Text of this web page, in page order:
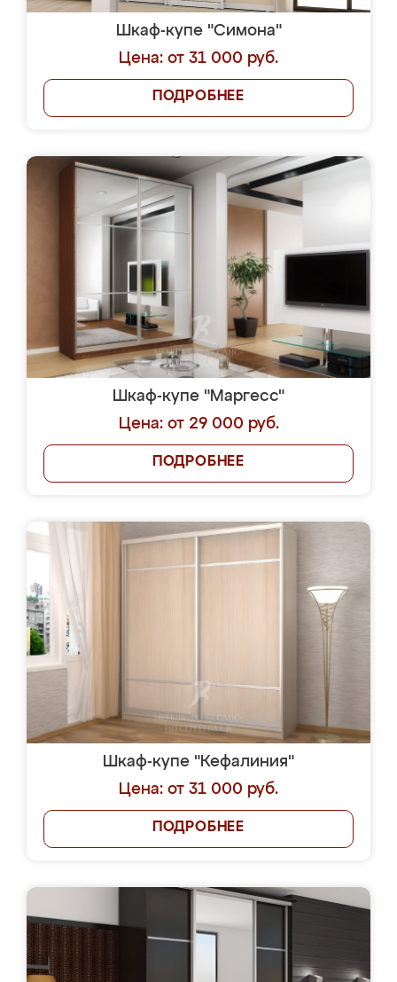
Шкаф-купе "Симона"
Цена: от 31 000 руб.
ПОДРОБНЕЕ
Шкаф-купе "Маргесс"
Цена: от 29 000 руб.
ПОДРОБНЕЕ
Шкаф-купе "Кефалиния"
Цена: от 31 000 руб.
ПОДРОБНЕЕ